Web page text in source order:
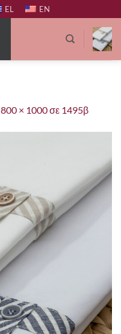
EL EN
800 × 1000σε 1495β